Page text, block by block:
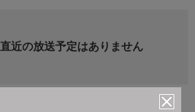
直近の放送予定はありません